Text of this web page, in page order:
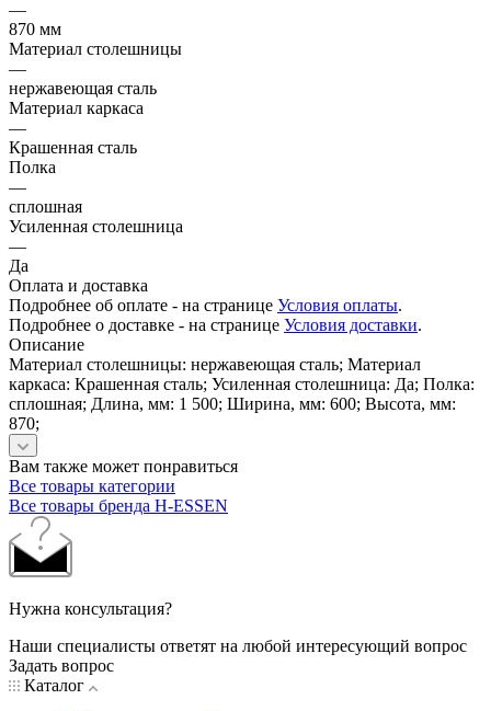
—
870 мм
Материал столешницы
—
нержавеющая сталь
Материал каркаса
—
Крашенная сталь
Полка
—
сплошная
Усиленная столешница
—
Да
Оплата и доставка
Подробнее об оплате - на странице Условия оплаты.
Подробнее о доставке - на странице Условия доставки.
Описание
Материал столешницы: нержавеющая сталь; Материал
каркаса: Крашенная сталь; Усиленная столешница: Да; Полка:
сплошная; Длина, мм: 1 500; Ширина, мм: 600; Высота, мм:
870;
Вам также может понравиться
Все товары категории
Все товары бренда H-ESSEN
Нужна консультация?
Наши специалисты ответят на любой интересующий вопрос
Задать вопрос
Каталог